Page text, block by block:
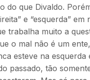
do que Divaldo.
e “esquerda”
trabalha muito a
o mal não é um
esteve na
passado, tão